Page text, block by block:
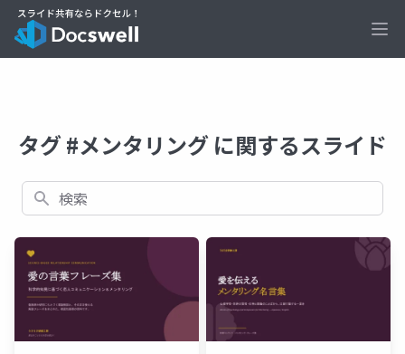
タグ #メンタリング に関するスライド
検索